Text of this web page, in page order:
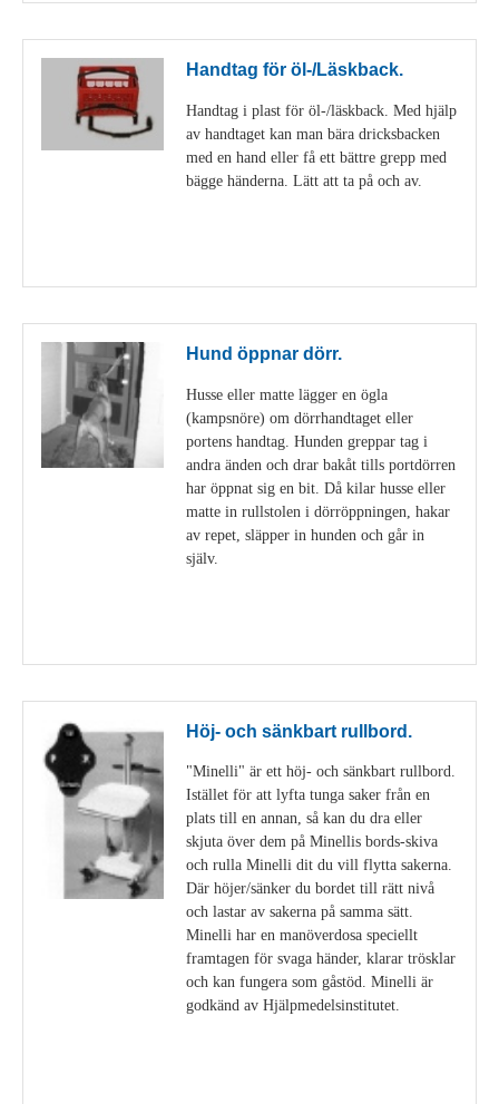
Handtag för öl-/Läskback.
Handtag i plast för öl-/läskback. Med hjälp
av handtaget kan man bära dricksbacken
med en hand eller få ett bättre grepp med
bägge händerna. Lätt att ta på och av.
Hund öppnar dörr.
Husse eller matte lägger en ögla
(kampsnöre) om dörrhandtaget eller
portens handtag. Hunden greppar tag i
andra änden och drar bakåt tills portdörren
har öppnat sig en bit. Då kilar husse eller
matte in rullstolen i dörröppningen, hakar
av repet, släpper in hunden och går in
själv.
Höj- och sänkbart rullbord.
"Minelli" är ett höj- och sänkbart rullbord.
Istället för att lyfta tunga saker från en
plats till en annan, så kan du dra eller
skjuta över dem på Minellis bords-skiva
och rulla Minelli dit du vill flytta sakerna.
Där höjer/sänker du bordet till rätt nivå
och lastar av sakerna på samma sätt.
Minelli har en manöverdosa speciellt
framtagen för svaga händer, klarar trösklar
och kan fungera som gåstöd. Minelli är
godkänd av Hjälpmedelsinstitutet.